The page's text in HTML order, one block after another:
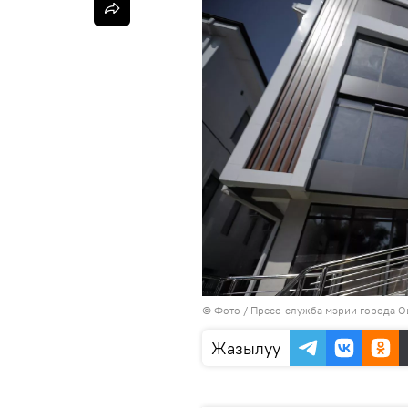
© Фото / Пресс-служба мэрии города
Жазылуу